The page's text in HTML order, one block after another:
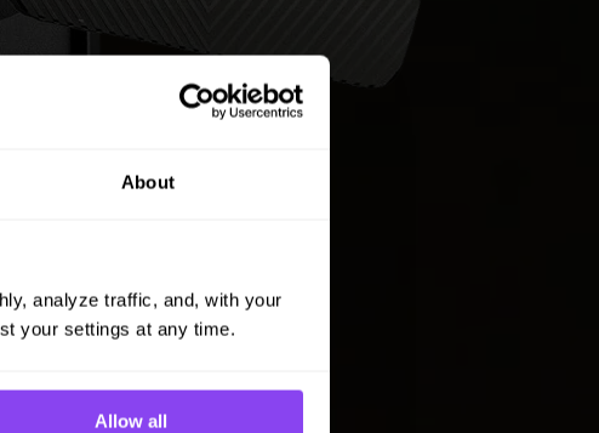
About
analyze traffic, and, with your
your settings at any time.
Allow all